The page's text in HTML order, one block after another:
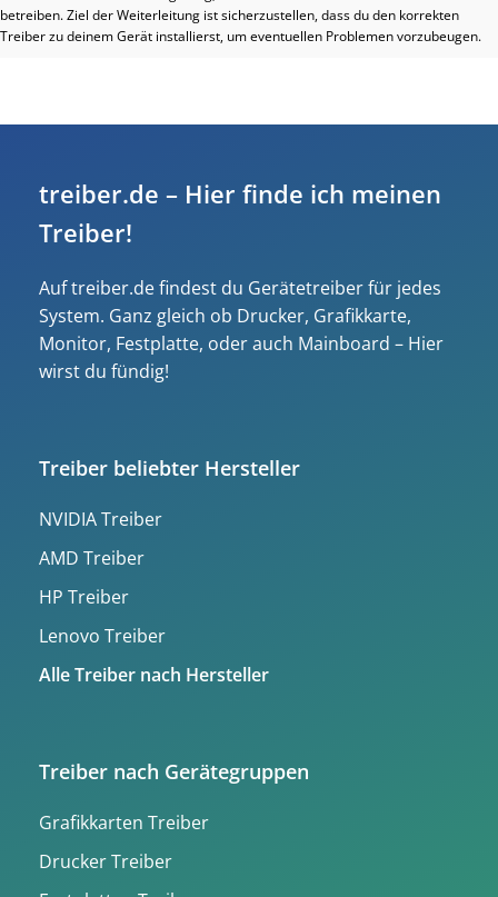
betreiben. Ziel der Weiterleitung ist sicherzustellen, dass du den korrekten
Treiber zu deinem Gerät installierst, um eventuellen Problemen vorzubeugen.
treiber.de – Hier finde ich meinen
Treiber!
Auf treiber.de findest du Gerätetreiber für jedes
System. Ganz gleich ob Drucker, Grafikkarte,
Monitor, Festplatte, oder auch Mainboard – Hier
wirst du fündig!
Treiber beliebter Hersteller
NVIDIA Treiber
AMD Treiber
HP Treiber
Lenovo Treiber
Alle Treiber nach Hersteller
Treiber nach Gerätegruppen
Grafikkarten Treiber
Drucker Treiber